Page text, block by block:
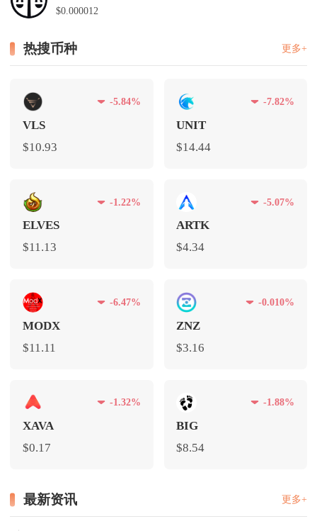
$0.000012
热搜币种 更多+
-5.84%
VLS
$10.93
-7.82%
UNIT
$14.44
-1.22%
ELVES
$11.13
-5.07%
ARTK
$4.34
-6.47%
MODX
$11.11
-0.010%
ZNZ
$3.16
-1.32%
XAVA
$0.17
-1.88%
BIG
$8.54
最新资讯 更多+